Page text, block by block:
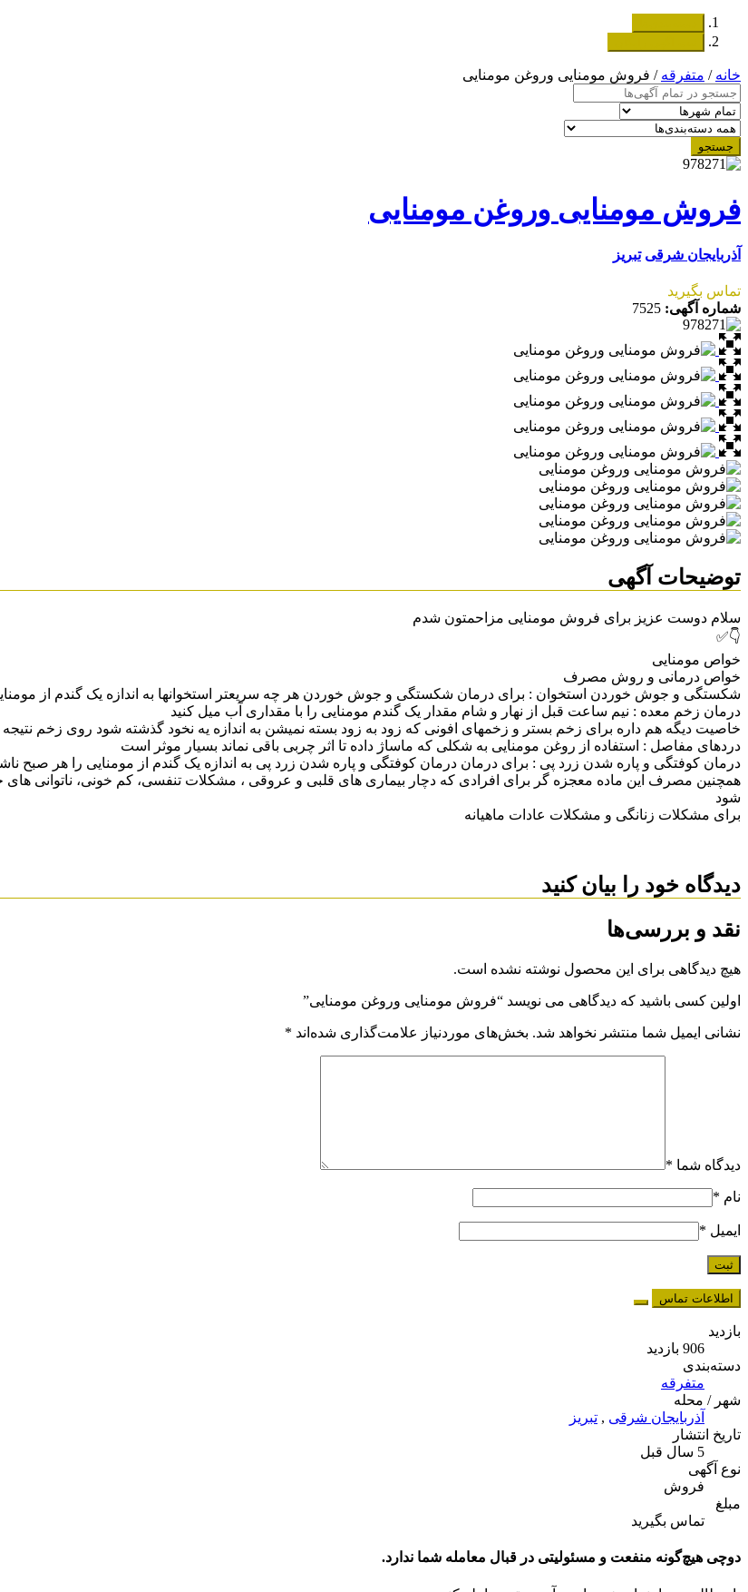
خانه / متفرقه / فروش مومنایی وروغن مومنایی
جستجو
فروش مومنایی وروغن مومنایی
آذربایجان شرقی تبریز
تماس بگیرید
شماره آگهی: 7525
توضیحات آگهی
سلام دوست عزیز برای فروش مومنایی مزاحمتون شدم
👇✅
خواص مومنایی
خواص درمانی و روش مصرف
شکستگی و جوش خوردن استخوان : برای درمان شکستگی و جوش خوردن هر چه سریعتر استخوانها به اندازه یک گندم از مومنایی
درمان زخم معده : نیم ساعت قبل از نهار و شام مقدار یک گندم مومنایی را با مقداری آب میل کنید
خاصیت دیگه هم داره برای زخم بستر و زخمهای افونی که زود به زود بسته نمیشن به اندازه یه نخود گذشته شود روی زخم
دردهای مفاصل :‌ استفاده از روغن مومنایی به شکلی که ماساژ داده تا اثر چربی باقی نماند بسیار موثر است
درمان کوفتگی و پاره شدن زرد پی : برای درمان درمان کوفتگی و پاره شدن زرد پی به اندازه یک گندم از مومنایی را هر صبح
همچنین مصرف این ماده معجزه گر برای افرادی که دچار بیماری های قلبی و عروقی ، مشکلات تنفسی، کم خونی، ناتوانی
شود
برای مشکلات زنانگی و مشکلات عادات ماهیانه
دیدگاه خود را بیان کنید
نقد و بررسی‌ها
هیچ دیدگاهی برای این محصول نوشته نشده است.
اولین کسی باشید که دیدگاهی می نویسد “فروش مومنایی وروغن مومنایی”
نشانی ایمیل شما منتشر نخواهد شد. بخش‌های موردنیاز علامت‌گذاری شده‌اند *
دیدگاه شما *
نام *
ایمیل *
اطلاعات تماس
بازدید
906 بازدید
دسته‌بندی
متفرقه
شهر / محله
آذربایجان شرقی , تبریز
تاریخ انتشار
5 سال قبل
نوع آگهی
فروش
مبلغ
تماس بگیرید
دوچی هیچ‌گونه منفعت و مسئولیتی در قبال معامله شما ندارد.